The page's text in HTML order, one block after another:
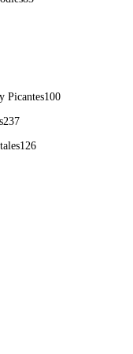
Picantes100
237
126